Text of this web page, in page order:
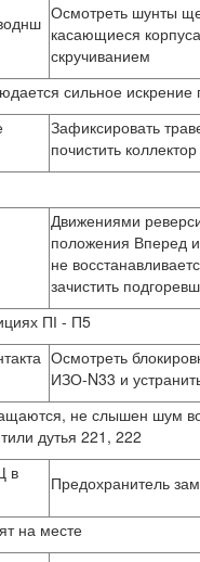
Осмотреть шунты
касающиеся
скручиванием
сильное искрение
Зафиксировать
почистить коллектор
Движениями
положения Вперед
не
зачистить
ПІ - П5
Осмотреть
ИЗО-N33 и
не слышен шум
дутья 221, 222
в
Предохранитель
на месте